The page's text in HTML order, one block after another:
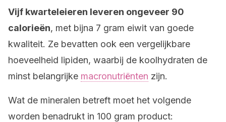
Vijf kwarteleieren leveren ongeveer 90
calorieën, met bijna 7 gram eiwit van goede
kwaliteit. Ze bevatten ook een vergelijkbare
hoeveelheid lipiden, waarbij de koolhydraten de
minst belangrijke macronutriënten zijn.
Wat de mineralen betreft moet het volgende
worden benadrukt in 100 gram product: